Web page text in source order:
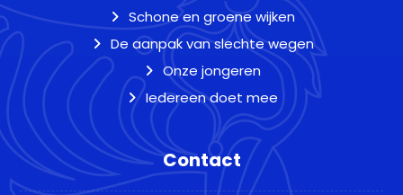
Schone en groene wijken
De aanpak van slechte wegen
Onze jongeren
Iedereen doet mee
Contact